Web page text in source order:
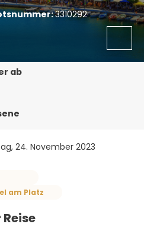
3310292
ab
24. November 2023
am Platz